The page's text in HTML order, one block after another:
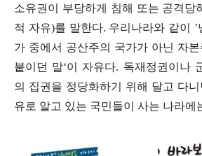
소유권이 부당하게 침해 또는 공격당
적 자유)를 말한다. 우리나라와 같이 ’
가 중에서 공산주의 국가가 아닌 자
붙이던 말‘이 자유다. 독재정권이나
의 집권을 정당화하기 위해 달고 다
유로 알고 있는 국민들이 사는 나라에